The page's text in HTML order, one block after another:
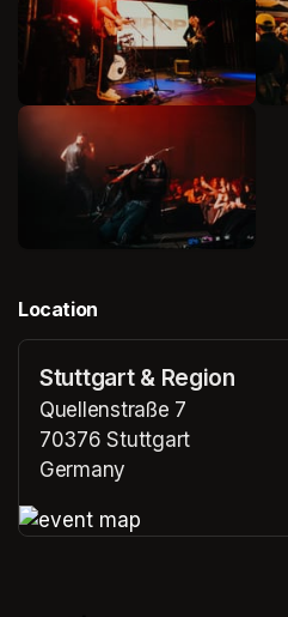
Location
Stuttgart & Region
Quellenstraße 7
70376 Stuttgart
Germany